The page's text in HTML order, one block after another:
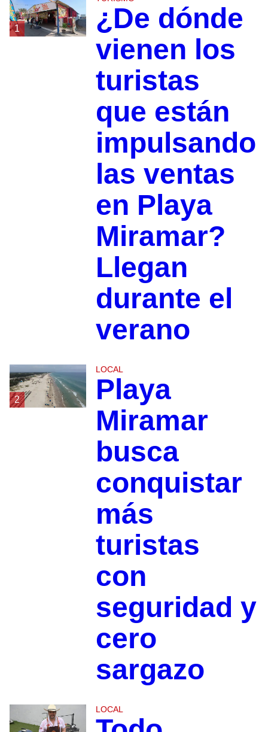
1
¿De dónde
vienen los
turistas
que están
impulsando
las ventas
en Playa
Miramar?
Llegan
durante el
verano
2
LOCAL
Playa
Miramar
busca
conquistar
más
turistas
con
seguridad y
cero
sargazo
LOCAL